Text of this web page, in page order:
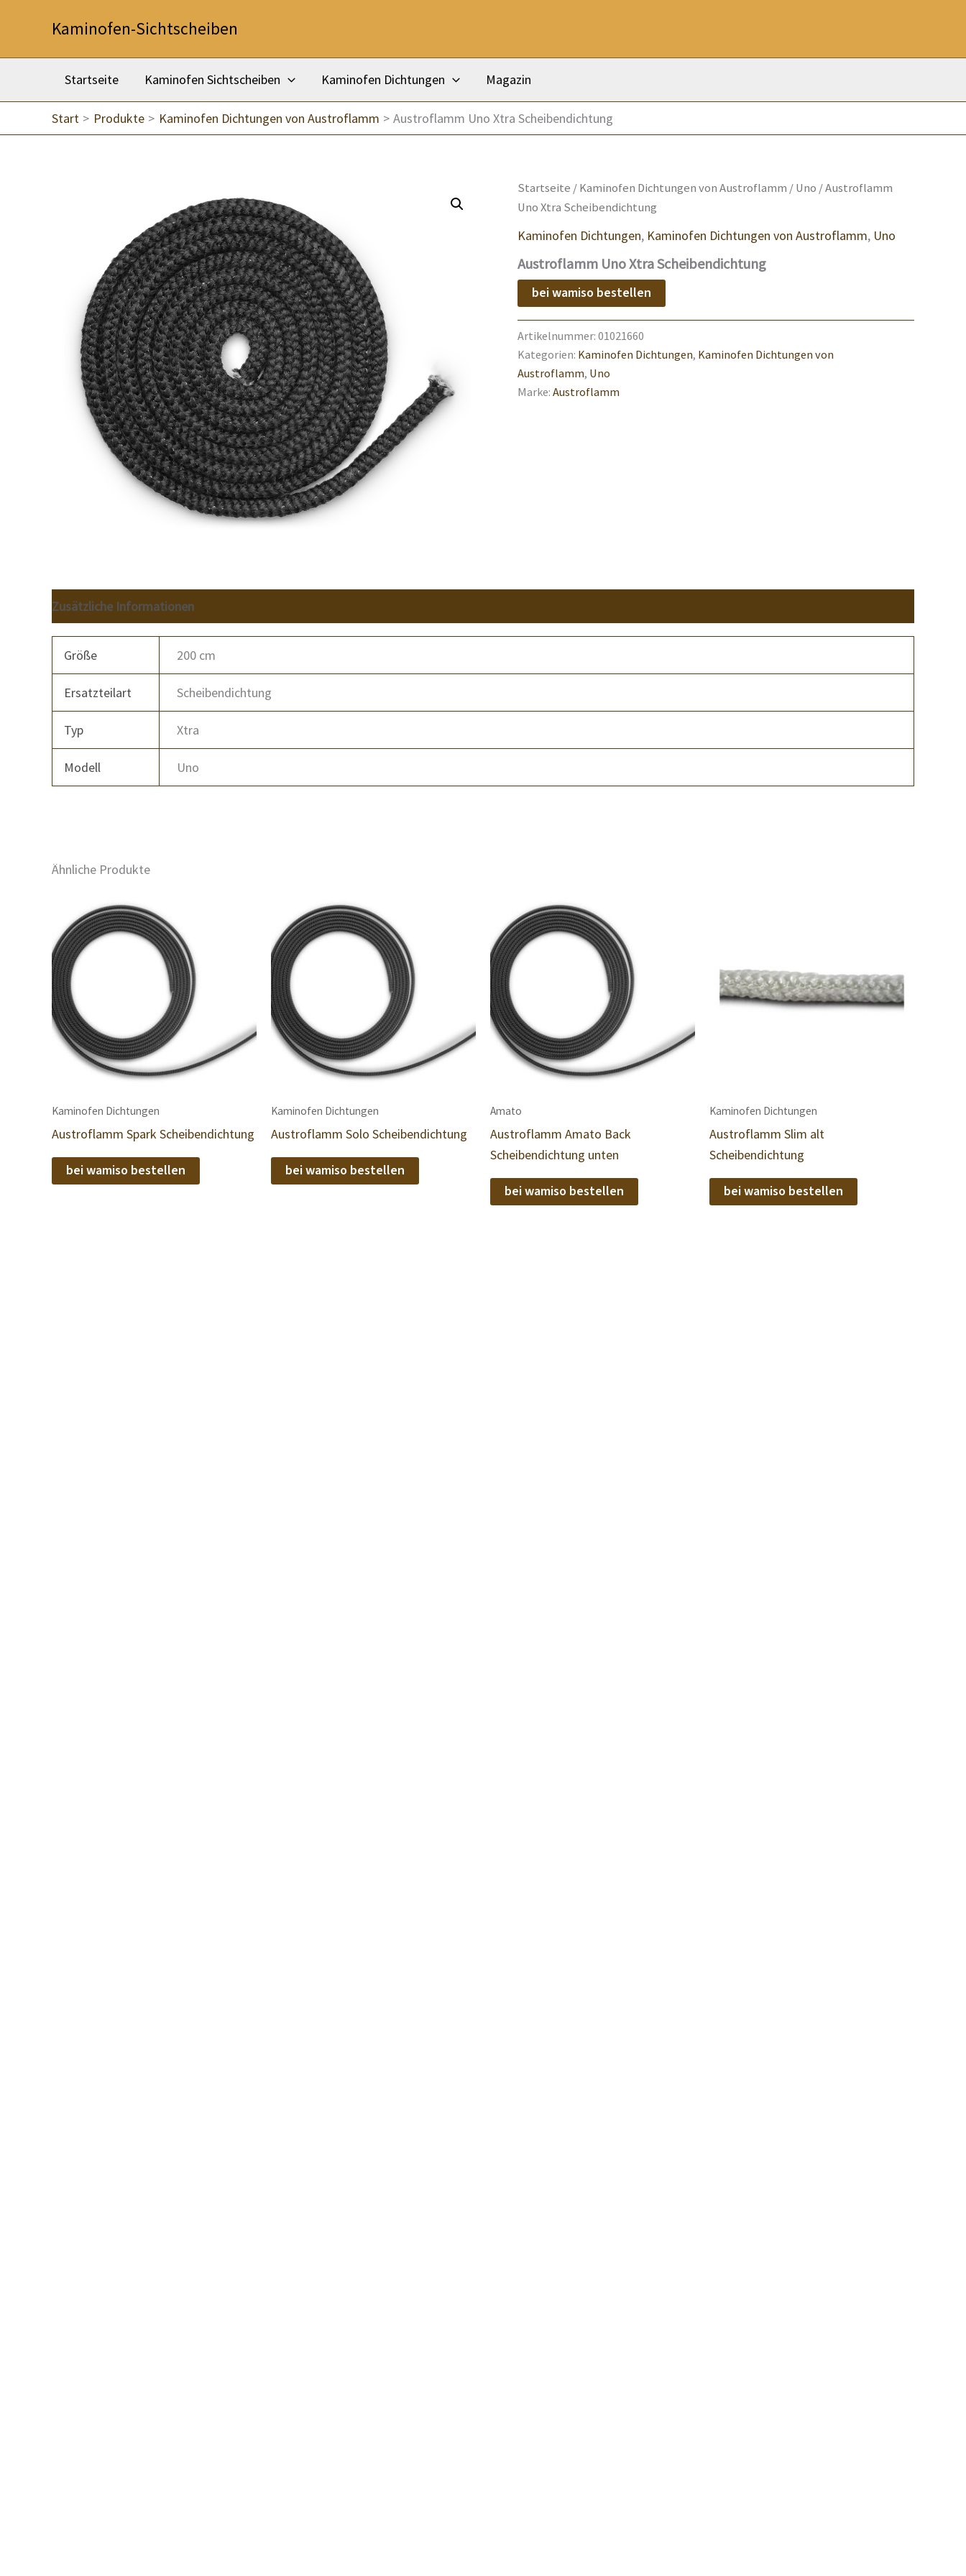
Kaminofen-Sichtscheiben
Startseite Kaminofen Sichtscheiben Kaminofen Dichtungen Magazin
Start Produkte Kaminofen Dichtungen von Austroflamm Austroflamm Uno Xtra Scheibendichtung
Startseite /Kaminofen Dichtungen von Austroflamm /Uno / Austroflamm
Uno Xtra Scheibendichtung
Kaminofen Dichtungen, Kaminofen Dichtungen von Austroflamm, Uno
Austroflamm Uno Xtra Scheibendichtung
bei wamiso bestellen
Artikelnummer: 01021660
Kategorien: Kaminofen Dichtungen, Kaminofen Dichtungen von
Austroflamm, Uno
Marke: Austroflamm
Zusätzliche Informationen
Größe 200 cm
Ersatzteilart Scheibendichtung
Typ Xtra
Modell Uno
Ähnliche Produkte
Kaminofen Dichtungen
Austroflamm Spark Scheibendichtung
bei wamiso bestellen
Kaminofen Dichtungen
Austroflamm Solo Scheibendichtung
bei wamiso bestellen
Amato
Austroflamm Amato Back
Scheibendichtung unten
bei wamiso bestellen
Kaminofen Dichtungen
Austroflamm Slim alt
Scheibendichtung
bei wamiso bestellen